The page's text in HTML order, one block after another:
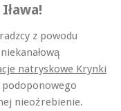
z powodu
natryskowe Krynki
nieoźrebienie.